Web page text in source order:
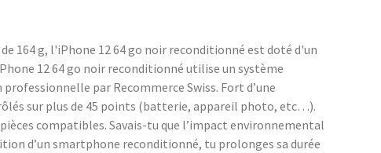
164 g, l'iPhone 12 64 go noir reconditionné est doté d'un
12 64 go noir reconditionné utilise un système
par Recommerce Swiss. Fort d’une
sur plus de 45 points (batterie, appareil photo, etc…).
compatibles. Savais-tu que l’impact environnemental
d’un smartphone reconditionné, tu prolonges sa durée